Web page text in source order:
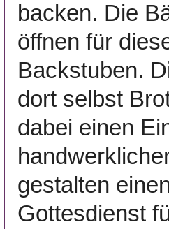
backen. Die
öffnen für
Backstuben.
dort selbst
dabei einen
gestalten
Gottesdienst